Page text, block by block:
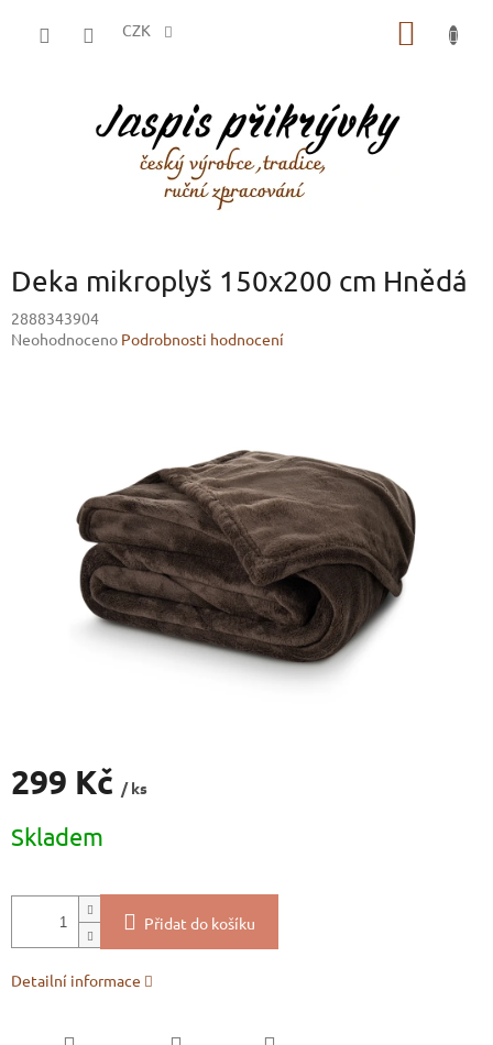
CZK
Deka mikroplyš 150x200 cm Hnědá
2888343904
Průměrné
Neohodnoceno Podrobnosti hodnocení
299 Kč / ks
cena:
Skladem
Přidat do košíku
Detailní informace